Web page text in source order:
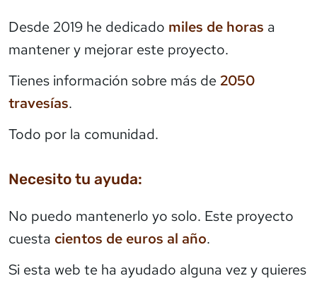
Desde 2019 he dedicado miles de horas a
mantener y mejorar este proyecto.
Tienes información sobre más de 2050
travesías.
Todo por la comunidad.
Necesito tu ayuda:
No puedo mantenerlo yo solo. Este proyecto
cuesta cientos de euros al año.
Si esta web te ha ayudado alguna vez y quieres